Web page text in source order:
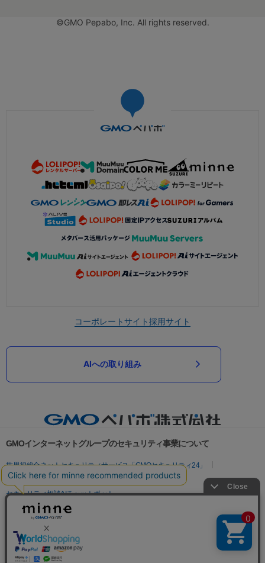
©GMO Pepabo, Inc. All rights reserved.
コーポレートサイト採用サイト
AIへの取り組み
GMOインターネットグループのセキュリティ事業について
世界初総合ネットセキュリティサービス「GMOセキュリティ24」
パスワード漏洩診断
Webサイトリスク診断
セキュリティ相談AIチャットボット
実在証明・盗聴対策
サイバー攻撃対策（GMO Flatt Security）
セキュリティ事業の軌跡